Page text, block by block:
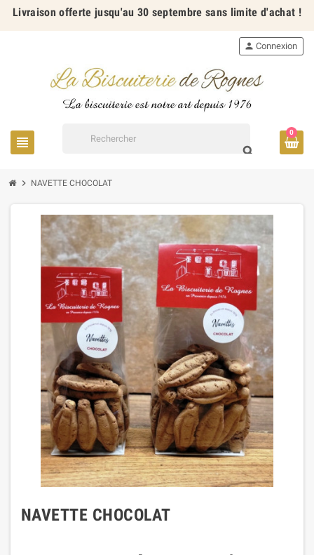
Livraison offerte jusqu'au 30 septembre sans limite d'achat !
view_headline
search
person Connexion
0
chevron_right NAVETTE CHOCOLAT
NAVETTE CHOCOLAT